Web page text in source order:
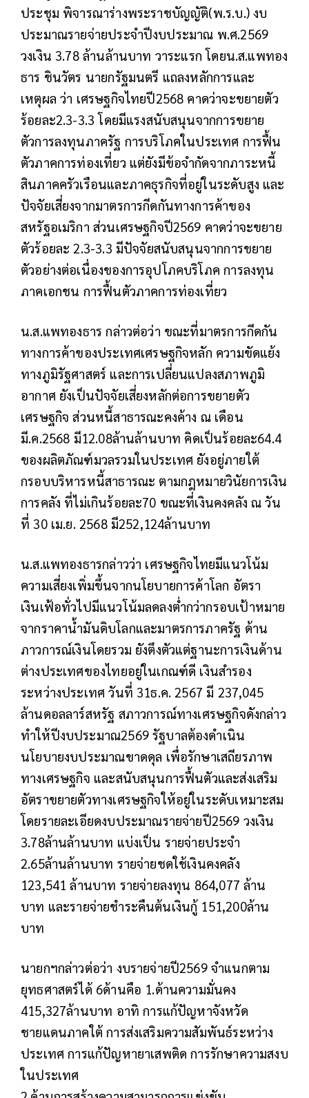
ประชุม พิจารณาร่างพระราชบัญญัติ(พ.ร.บ.) งบ
ประมาณรายจ่ายประจำปีงบประมาณ พ.ศ.2569
วงเงิน 3.78 ล้านล้านบาท วาระแรก โดยน.ส.แพทอง
ธาร ชินวัตร นายกรัฐมนตรี แถลงหลักการและ
เหตุผล ว่า เศรษฐกิจไทยปี2568 คาดว่าจะขยายตัว
ร้อยละ2.3-3.3 โดยมีแรงสนับสนุนจากการขยาย
ตัวการลงทุนภาครัฐ การบริโภคในประเทศ การฟื้น
ตัวภาคการท่องเที่ยว แต่ยังมีข้อจำกัดจากภาระหนี้
สินภาคครัวเรือนและภาคธุรกิจที่อยู่ในระดับสูง และ
ปัจจัยเสี่ยงจากมาตรการกีดกันทางการค้าของ
สหรัฐอเมริกา ส่วนเศรษฐกิจปี2569 คาดว่าจะขยาย
ตัวร้อยละ 2.3-3.3 มีปัจจัยสนับสนุนจากการขยาย
ตัวอย่างต่อเนื่องของการอุปโภคบริโภค การลงทุน
ภาคเอกชน การฟื้นตัวภาคการท่องเที่ยว
น.ส.แพทองธาร กล่าวต่อว่า ขณะที่มาตรการกีดกัน
ทางการค้าของประเทศเศรษฐกิจหลัก ความขัดแย้ง
ทางภูมิรัฐศาสตร์ และการเปลี่ยนแปลงสภาพภูมิ
อากาศ ยังเป็นปัจจัยเสี่ยงหลักต่อการขยายตัว
เศรษฐกิจ ส่วนหนี้สาธารณะคงค้าง ณ เดือน
มี.ค.2568 มี12.08ล้านล้านบาท คิดเป็นร้อยละ64.4
ของผลิตภัณฑ์มวลรวมในประเทศ ยังอยู่ภายใต้
กรอบบริหารหนี้สาธารณะ ตามกฎหมายวินัยการเงิน
การคลัง ที่ไม่เกินร้อยละ70 ขณะที่เงินคงคลัง ณ วัน
ที่ 30 เม.ย. 2568 มี252,124ล้านบาท
น.ส.แพทองธารกล่าวว่า เศรษฐกิจไทยมีแนวโน้ม
ความเสี่ยงเพิ่มขึ้นจากนโยบายการค้าโลก อัตรา
เงินเฟ้อทั่วไปมีแนวโน้มลดลงต่ำกว่ากรอบเป้าหมาย
จากราคาน้ำมันดิบโลกและมาตรการภาครัฐ ด้าน
ภาวการณ์เงินโดยรวม ยังตึงตัวแต่ฐานะการเงินด้าน
ต่างประเทศของไทยอยู่ในเกณฑ์ดี เงินสำรอง
ระหว่างประเทศ วันที่ 31ธ.ค. 2567 มี 237,045
ล้านดอลลาร์สหรัฐ สภาวการณ์ทางเศรษฐกิจดังกล่าว
ทำให้ปีงบประมาณ2569 รัฐบาลต้องดำเนิน
นโยบายงบประมาณขาดดุล เพื่อรักษาเสถียรภาพ
ทางเศรษฐกิจ และสนับสนุนการฟื้นตัวและส่งเสริม
อัตราขยายตัวทางเศรษฐกิจให้อยู่ในระดับเหมาะสม
โดยรายละเอียดงบประมาณรายจ่ายปี2569 วงเงิน
3.78ล้านล้านบาท แบ่งเป็น รายจ่ายประจำ
2.65ล้านล้านบาท รายจ่ายชดใช้เงินคงคลัง
123,541 ล้านบาท รายจ่ายลงทุน 864,077 ล้าน
บาท และรายจ่ายชำระคืนต้นเงินกู้ 151,200ล้าน
บาท
นายกฯกล่าวต่อว่า งบรายจ่ายปี2569 จำแนกตาม
ยุทธศาสตร์ได้ 6ด้านคือ 1.ด้านความมั่นคง
415,327ล้านบาท อาทิ การแก้ปัญหาจังหวัด
ชายแดนภาคใต้ การส่งเสริมความสัมพันธ์ระหว่าง
ประเทศ การแก้ปัญหายาเสพติด การรักษาความสงบ
ในประเทศ